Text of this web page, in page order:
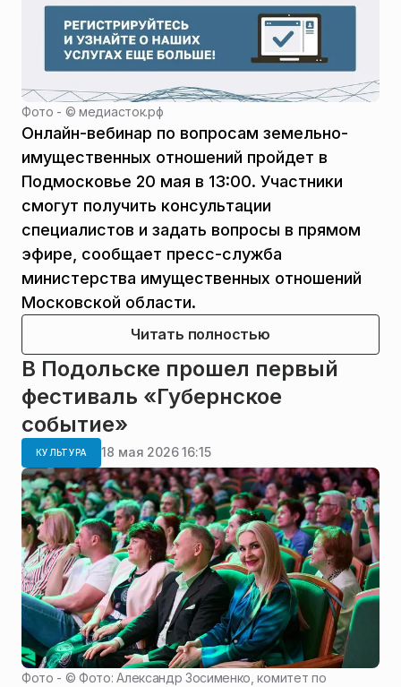
Фото - ©медиасток.рф
Онлайн-вебинар по вопросам земельно-
имущественных отношений пройдет в
Подмосковье 20 мая в 13:00. Участники
смогут получить консультации
специалистов и задать вопросы в прямом
эфире, сообщает пресс-служба
министерства имущественных отношений
Московской области.
Читать полностью
В Подольске прошел первый
фестиваль «Губернское
событие»
КУЛЬТУРА 18 мая 2026 16:15
Фото - ©Фото: Александр Зосименко, комитет по